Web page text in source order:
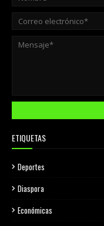
ETIQUETAS
Deportes
Diaspora
Económicas